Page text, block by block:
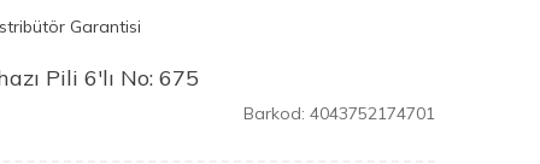
Garantisi
Pili 6'lı No: 675
Barkod: 4043752174701